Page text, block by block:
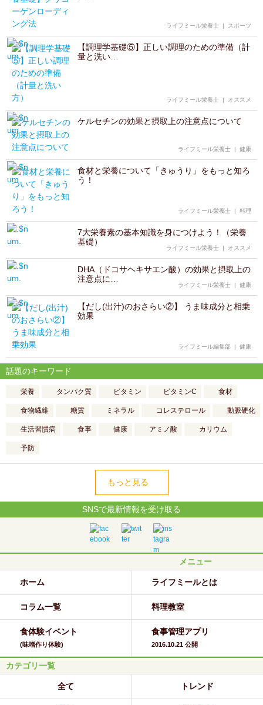
ライフミール栄養士 | スポーツ
【調理学基礎⑤】正しい調理のための準備（計
量と洗い…
ライフミール栄養士 | オススメ
ケルセチンの効果と摂取上の注意点について
ライフミール栄養士 | 健康
食材と栄養について「きゅうり」をもっと知ろ
う！
ライフミール栄養士 | 料理
7大栄養素の基本知識を身につけよう！（栄養
基礎）
ライフミール栄養士 | オススメ
DHA（ドコサヘキサエン酸）の効果と摂取上の
注意点に…
ライフミール栄養士 | 健康
【だし(出汁)のおさらい②】 うま味成分と相乗
効果
ライフミール編集部 | 健康
話題のキーワード
栄養 タンパク質 ビタミン ビタミンC 食材
食物繊維 糖質 ミネラル コレステロール 動脈硬化
生活習慣病 食事 健康 アミノ酸 カリウム
予防
もっと見る
SNSで最新情報を受け取る
メニュー
ホーム ライフミールとは
コラム一覧 料理教室
食体験イベント
(味噌作り体験)
食事管理アプリ
2016.10.21 公開
カテゴリ一覧
全て トレンド